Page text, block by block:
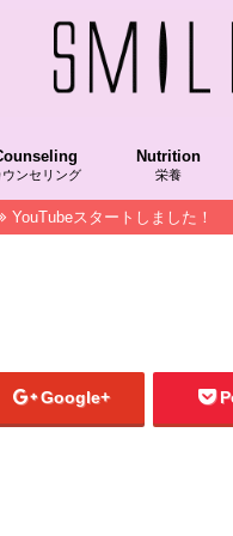
本掲載
ッドスソープ
ア掲載コラム 朝時間.jp,朝
MAQUIAチ
美LAB.
菌トレ
ウンセリング
Nutrition
栄養
Hakkou/発酵食
Grain/穀物
AnimalFood/動
SuperFood/ス
Vitamin/ビタミ
YouTubeスタートしました！
Google+